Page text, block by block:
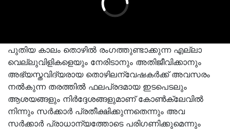
പുതിയ കാലം തൊഴിൽ രംഗത്തുണ്ടാക്കുന്ന എല്ലാ
വെല്ലുവിളികളെയും നേരിടാനും അതിജീവിക്കാനും
അഭ്യസ്തവിദ്യരായ തൊഴിലന്വേഷകർക്ക് അവസരം
നൽകുന്ന തരത്തിൽ ഫലപ്രദമായ ഇടപെടലും
ആശയങ്ങളും നിർദ്ദേശങ്ങളുമാണ് കോൺക്ലേവിൽ
നിന്നും സർക്കാർ പ്രതീക്ഷിക്കുന്നതെന്നും അവ
സർക്കാർ പ്രാധാന്യത്തോടെ പരിഗണിക്കുമെന്നും